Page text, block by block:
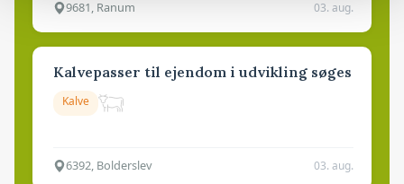
9681, Ranum 03. aug.
Kalvepasser til ejendom i udvikling søges
Kalve
6392, Bolderslev 03. aug.